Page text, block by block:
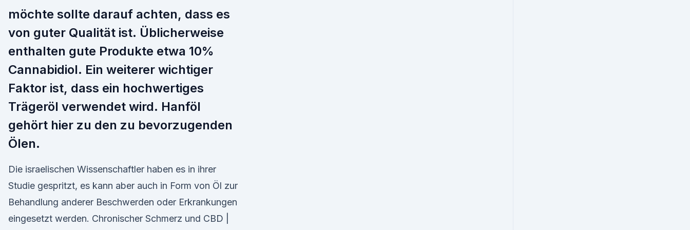
möchte sollte darauf achten, dass es
von guter Qualität ist. Üblicherweise
enthalten gute Produkte etwa 10%
Cannabidiol. Ein weiterer wichtiger
Faktor ist, dass ein hochwertiges
Trägeröl verwendet wird. Hanföl
gehört hier zu den zu bevorzugenden
Ölen.
Die israelischen Wissenschaftler haben es in ihrer
Studie gespritzt, es kann aber auch in Form von Öl zur
Behandlung anderer Beschwerden oder Erkrankungen
eingesetzt werden. Chronischer Schmerz und CBD |